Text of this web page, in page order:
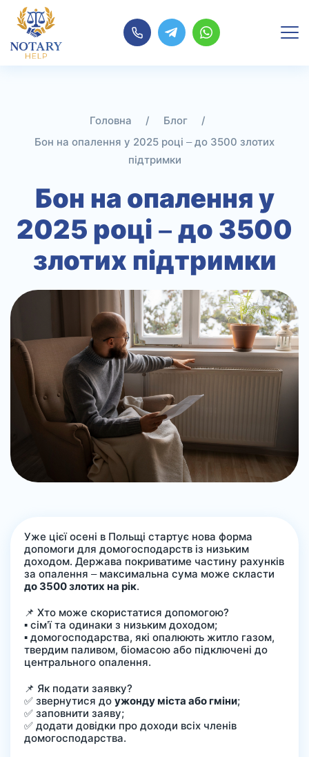
Перейти
контенту
/ Блог
/
Бон на опалення у 2025 році – до 3500 злотих
підтримки
Бон на опалення у
2025 році – до 3500
злотих підтримки
Уже цієї осені в Польщі стартує нова форма
допомоги для домогосподарств із низьким
доходом. Держава покриватиме частину рахунків
за опалення – максимальна сума може скласти
до 3500 злотих на рік.
📌 Хто може скористатися допомогою?
▪️ сім’ї та одинаки з низьким доходом;
▪️ домогосподарства, які опалюють житло газом,
твердим паливом, біомасою або підключені до
центрального опалення.
📌 Як подати заявку?
✅ звернутися до ужонду міста або гміни;
✅ заповнити заяву;
✅ додати довідки про доходи всіх членів
домогосподарства.